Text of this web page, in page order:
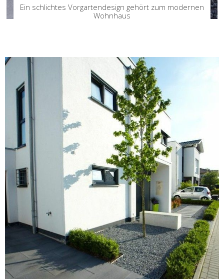
Ein schlichtes Vorgartendesign gehört zum modernen
Wohnhaus